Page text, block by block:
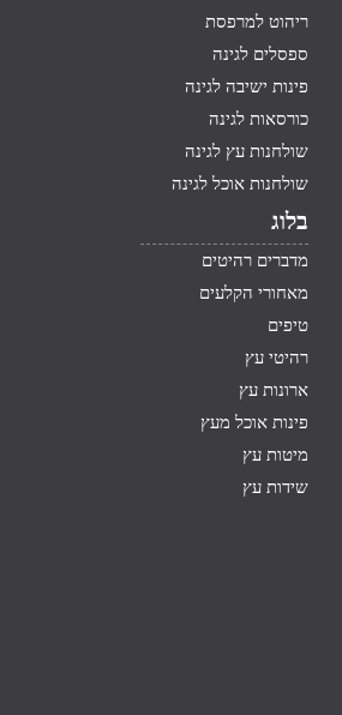
ריהוט למרפסת
ספסלים לגינה
פינות ישיבה לגינה
כורסאות לגינה
שולחנות עץ לגינה
שולחנות אוכל לגינה
בלוג
מדברים רהיטים
מאחורי הקלעים
טיפים
רהיטי עץ
ארונות עץ
פינות אוכל מעץ
מיטות עץ
שידות עץ